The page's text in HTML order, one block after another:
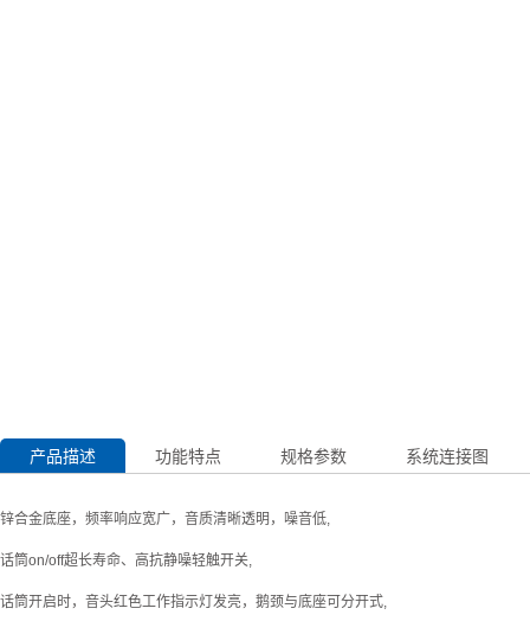
产品描述 功能特点 规格参数 系统连接图
锌合金底座，频率响应宽广，音质清晰透明，噪音低,
话筒on/off超长寿命、高抗静噪轻触开关,
话筒开启时，音头红色工作指示灯发亮，鹅颈与底座可分开式,